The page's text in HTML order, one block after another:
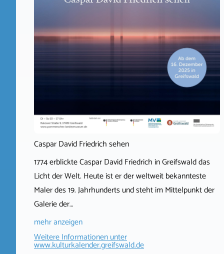
Caspar David Friedrich sehen
1774 erblickte Caspar David Friedrich in Greifswald das
Licht der Welt. Heute ist er der weltweit bekannteste
Maler des 19. Jahrhunderts und steht im Mittelpunkt der
Galerie der…
mehr anzeigen
Weitere Informationen unter
www.kulturkalender.greifswald.de